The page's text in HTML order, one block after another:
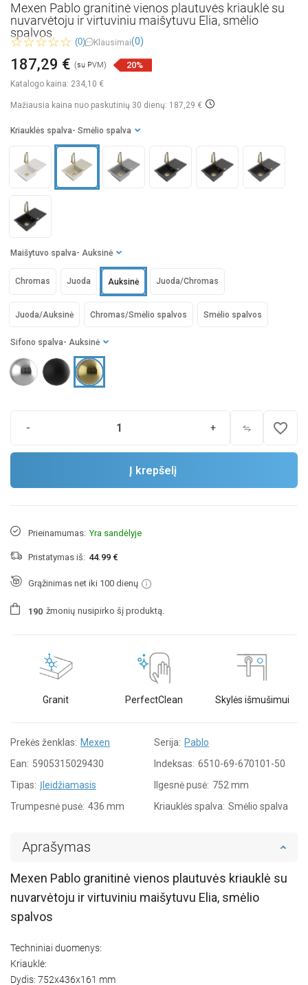
Mexen Pablo granitinė vienos plautuvės kriauklė su
nuvarvėtoju ir virtuviniu maišytuvu Elia, smėlio
spalvos
(0) Klausimai(0)
Katalogo kaina: 234,10 €
187,29 € (su PVM) 20%
Mažiausia kaina nuo paskutinių 30 dienų: 187,29 €
Sifono spalva - Auksinė
Kriauklės spalva - Smėlio spalva
Maišytuvo spalva - Auksinė
Juoda
Chromas Auksinė Juoda/Chromas
Juoda/Auksinė Smėlio spalvos
Chromas/Smėlio spalvos
- + favorite_border
Į krepšelį
Prieinamumas: Yra sandėlyje
Pristatymas iš: 44.99 €
Grąžinimas net iki 100 dienų
1 90 žmonių nusipirko šį produktą.
Granit PerfectClean Skylės išmušimui
Prekės ženklas: Mexen Serija: Pablo
Ean: 5905315029430 Indeksas: 6510-69-670101-50
Tipas: Įleidžiamasis Ilgesnė pusė: 752 mm
Trumpesnė pusė: 436 mm Kriauklės spalva: Smėlio spalva
Aprašymas
Mexen Pablo granitinė vienos plautuvės kriauklė su
nuvarvėtoju ir virtuviniu maišytuvu Elia, smėlio
spalvos
Techniniai duomenys:
Kriauklė:
Dydis: 752x436x161 mm